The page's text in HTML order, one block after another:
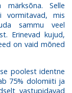
Selle
vormitavad, mis
sammu veel
Erinevad kujud,
on vaid mõned
poolest identne
75% dolomiiti ja
vastupidavad